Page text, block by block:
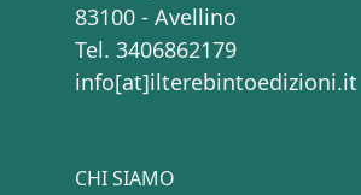
83100 - Avellino
Tel. 3406862179
info[at]ilterebintoedizioni.it
CHI SIAMO